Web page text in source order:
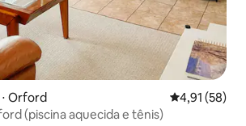
Orford 4,91 de uma
4,91 (58)
(piscina aquecida e tênis)